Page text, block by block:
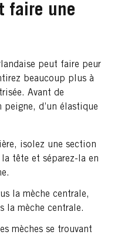
faire une
peut faire peur
beaucoup plus à
Avant de
peigne, d’un élastique
isolez une section
tête et séparez-la en
la mèche centrale,
la mèche centrale.
mèches se trouvant